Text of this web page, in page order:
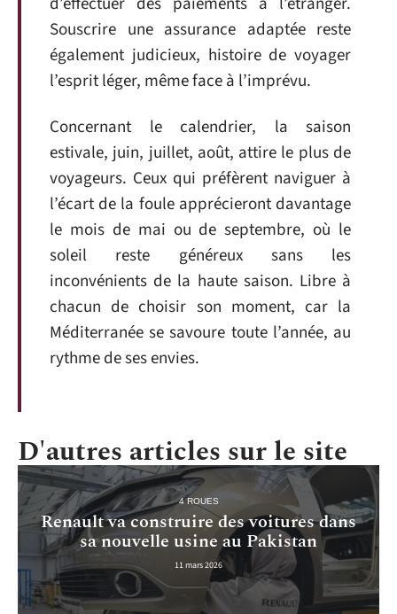
Souscrire une assurance adaptée reste
également judicieux, histoire de voyager
l’esprit léger, même face à l’imprévu.
Concernant le calendrier, la saison
estivale, juin, juillet, août, attire le plus de
voyageurs. Ceux qui préfèrent naviguer à
l’écart de la foule apprécieront davantage
le mois de mai ou de septembre, où le
soleil reste généreux sans les
inconvénients de la haute saison. Libre à
chacun de choisir son moment, car la
Méditerranée se savoure toute l’année, au
rythme de ses envies.
D'autres articles sur le site
4 ROUES
Renault va construire des voitures dans
sa nouvelle usine au Pakistan
11 mars 2026